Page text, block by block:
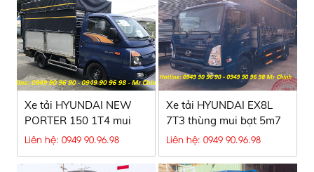
Xe tải HYUNDAI NEW
PORTER 150 1T4 mui
bạt 3m2
Liên hệ: 0949 90.96.98
Xe tải HYUNDAI EX8L
7T3 thùng mui bạt 5m7
Liên hệ: 0949 90.96.98